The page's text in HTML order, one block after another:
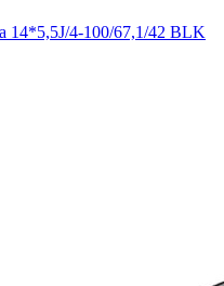
14*5,5J/4-100/67,1/42 BLK